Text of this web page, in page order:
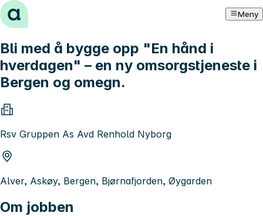
Hopp til innhold Meny
Bli med å bygge opp "En hånd i
hverdagen" – en ny omsorgstjeneste i
Bergen og omegn.
Rsv Gruppen As Avd Renhold Nyborg
Alver, Askøy, Bergen, Bjørnafjorden, Øygarden
Om jobben